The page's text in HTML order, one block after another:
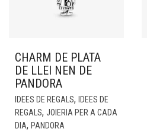
CHARM DE PLATA
DE LLEI NEN DE
PANDORA
IDEES DE REGALS,
IDEES DE
REGALS, JOIERIA PER A CADA
DIA, PANDORA